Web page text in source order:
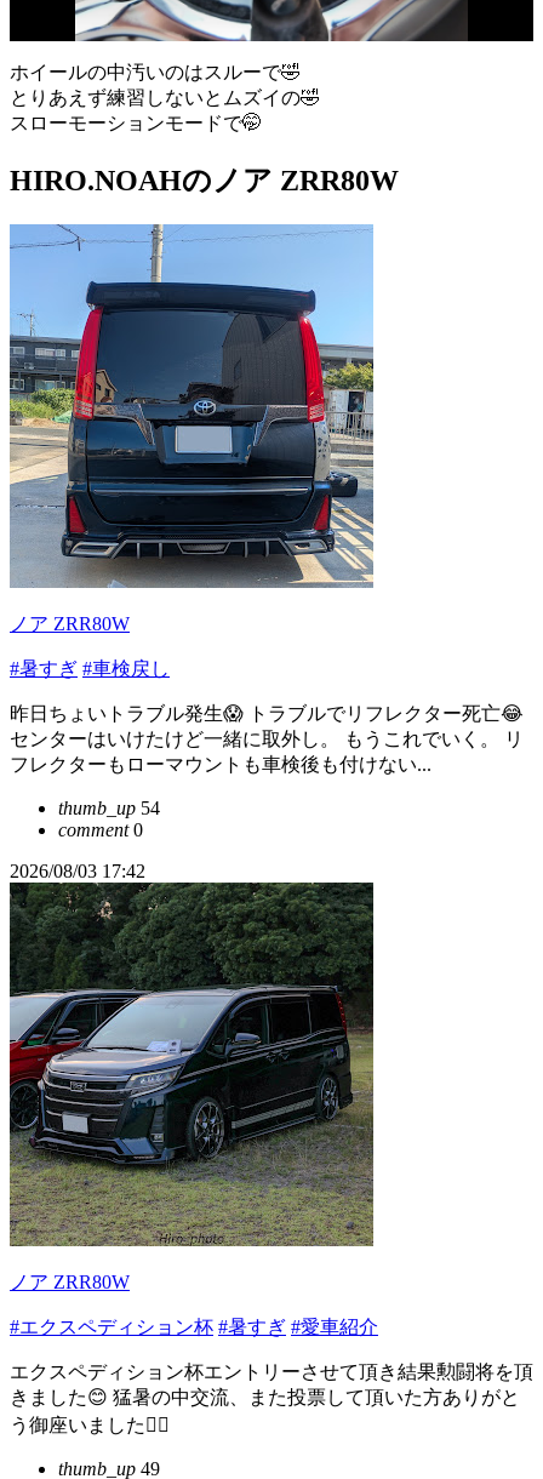
ホイールの中汚いのはスルーで🤣
とりあえず練習しないとムズイの🤣
スローモーションモードで🤭
HIRO.NOAHのノア ZRR80W
ノア ZRR80W
#暑すぎ #車検戻し
昨日ちょいトラブル発生😱 トラブルでリフレクター死亡😂
センターはいけたけど一緒に取外し。 もうこれでいく。 リ
フレクターもローマウントも車検後も付けない...
thumb_up 54
comment0
2026/08/03 17:42
ノア ZRR80W
#エクスペディション杯 #暑すぎ #愛車紹介
エクスペディション杯エントリーさせて頂き結果勲闘将を頂
きました😊 猛暑の中交流、また投票して頂いた方ありがと
う御座いました🙇‍♂️
thumb_up 49